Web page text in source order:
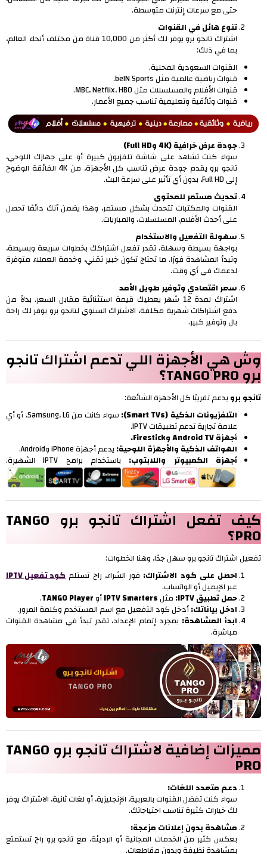
حتى مع سرعات إنترنت متوسطة.
تنوع هائل في القنوات
اشتراك تانجو برو يوفر لك أكثر من 10,000 قناة من مختلف أنحاء العالم،
بما في ذلك:
القنوات السعودية المحلية.
قنوات رياضية عالمية مثل beIN Sports.
قنوات الأفلام والمسلسلات مثل MBC، Netflix، HBO.
قنوات وثائقية وتعليمية تناسب جميع الأعمار.
جودة عرض خرافية (4K وFull HD)
سواء كنت تشاهد على شاشة تلفزيون كبيرة أو على جهازك اللوحي،
تانجو برو يقدم جودة عرض تناسب كل الأجهزة، من 4K الفائقة الوضوح
إلى Full HD، بدون أي تأثير على سرعة البث.
تحديث مستمر للمحتوى
القنوات والمكتبات تتحدث بشكل مستمر، وهذا يضمن أنك دائمًا تحصل
على أحدث الأفلام، المسلسلات، والمباريات.
سهولة التفعيل والاستخدام
بواجهة بسيطة وسهلة، تقدر تفعل اشتراكك بخطوات سريعة وبسيطة،
وتبدأ المشاهدة فورًا. ما تحتاج تكون خبير تقني، وخدمة العملاء متوفرة
لدعمك في أي وقت.
سعر اقتصادي وتوفير طويل الأمد
اشتراك لمدة 12 شهر يعطيك قيمة استثنائية مقابل السعر. بدلاً من
دفع اشتراكات شهرية مكلفة، الاشتراك السنوي لتانجو برو يوفر لك راحة
بال وتوفير كبير.
وش هي الأجهزة اللي تدعم اشتراك تانجو
برو TANGO PRO؟
تانجو برو يدعم تقريبًا كل الأجهزة الشائعة:
التلفزيونات الذكية (Smart TVs):
سواء كانت من Samsung، LG، أو أي
علامة تجارية تدعم تطبيقات IPTV.
أجهزة Android TV وFirestick.
الهواتف الذكية والأجهزة اللوحية: يدعم أجهزة iPhone وAndroid.
أجهزة الكمبيوتر واللابتوب: باستخدام برامج IPTV الشهيرة.
كيف تفعل اشتراك تانجو برو TANGO
PRO؟
تفعيل اشتراك تانجو برو سهل جدًا، وهنا الخطوات:
احصل على كود الاشتراك: فور الشراء، راح تستلم كود تفعيل IPTV
عبر الإيميل أو الواتساب.
حمل تطبيق IPTV: مثلIPTV SmartersأوTANGO Player
.
ادخل بياناتك:أدخل كود التفعيل مع اسم المستخدم وكلمة المرور.
ابدأ المشاهدة: بمجرد إتمام الإعداد، تقدر تبدأ في مشاهدة القنوات
مباشرة.
مميزات إضافية لاشتراك تانجو برو TANGO
PRO
دعم متعدد اللغات:
سواء كنت تفضل القنوات بالعربية، الإنجليزية، أو لغات ثانية، الاشتراك يوفر
لك خيارات كثيرة تناسب احتياجاتك.
مشاهدة بدون إعلانات مزعجة:
بعكس كثير من الخدمات المجانية أو الرديئة، مع تانجو برو راح تستمتع
بمشاهدة نظيفة وبدون مقاطعات.